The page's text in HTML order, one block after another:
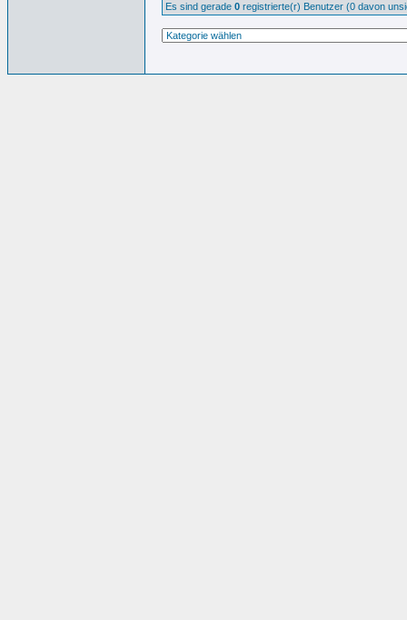
Es sind gerade 0 registrierte(r) Benutzer (0 davon